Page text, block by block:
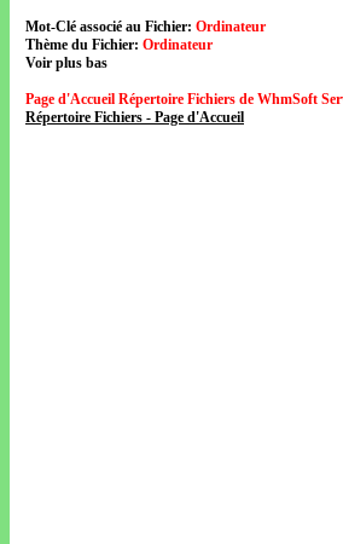
Mot-Clé associé au Fichier: Ordinateur
Thème du Fichier: Ordinateur
Voir plus bas
Page d'Accueil Répertoire Fichiers de WhmSoft
Répertoire Fichiers - Page d'Accueil